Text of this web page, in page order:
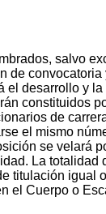
salvo
de convocatoria
el desarrollo y
constituidos
de
el mismo
se velará
La totalidad
titulación igual
el Cuerpo o